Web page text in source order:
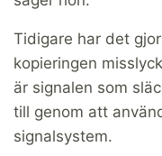
Tidigare har det
kopieringen
är signalen som
till genom att
signalsystem.